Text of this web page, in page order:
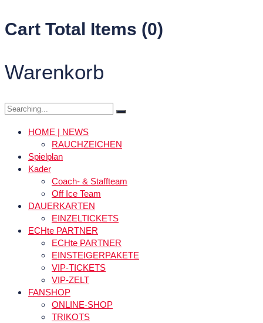
Cart Total Items (0)
Warenkorb
Search
HOME | NEWS
RAUCHZEICHEN
Spielplan
Kader
Coach- & Staffteam
Off Ice Team
DAUERKARTEN
EINZELTICKETS
ECHte PARTNER
ECHte PARTNER
EINSTEIGERPAKETE
VIP-TICKETS
VIP-ZELT
FANSHOP
ONLINE-SHOP
TRIKOTS